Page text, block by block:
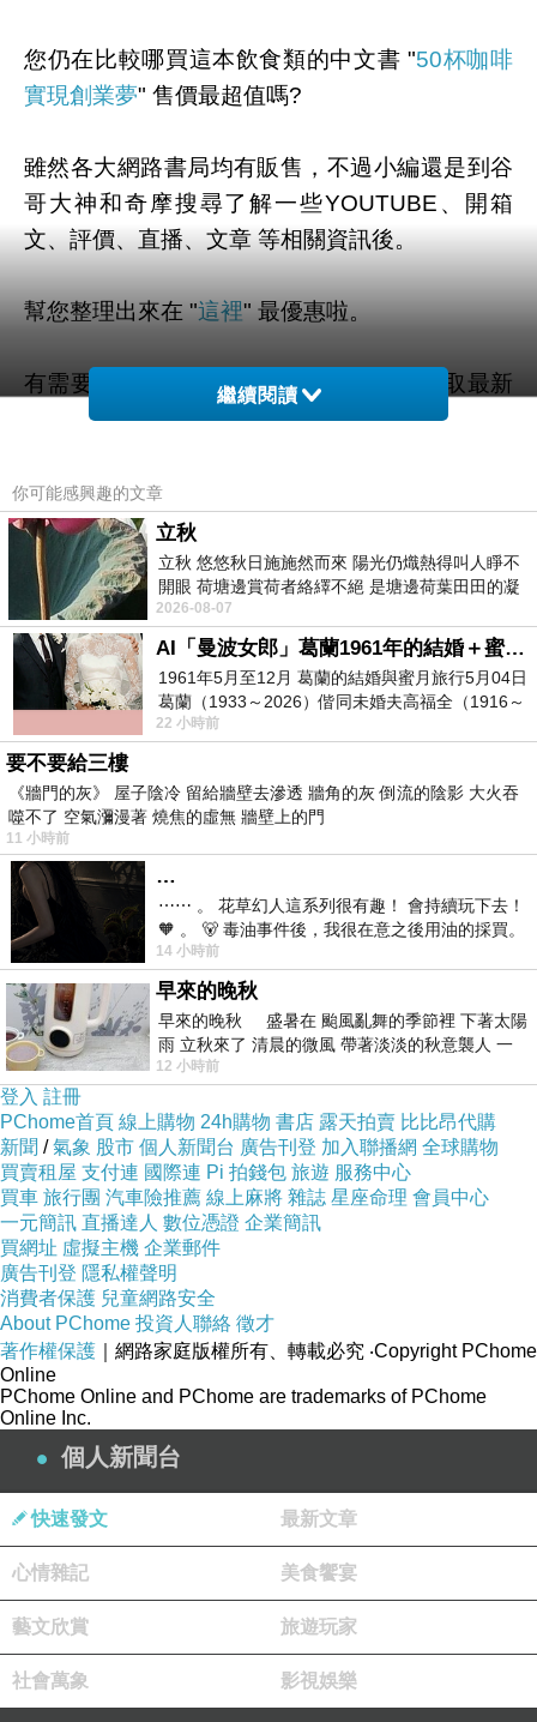
您仍在比較哪買這本飲食類的中文書 "50杯咖啡
實現創業夢" 售價最超值嗎?
雖然各大網路書局均有販售，不過小編還是到谷
哥大神和奇摩搜尋了解一些YOUTUBE、開箱
文、評價、直播、文章 等相關資訊後。
幫您整理出來在 "這裡" 最優惠啦。
有需要的粉粉可以點擊連結或按鈕就能獲取最新
的優惠折扣訊息啦~
=>點此取得優惠<=
一間成功的咖啡店，重要的就是店中有著吸引人
的好喝咖啡。所以書中為想開設咖啡店創業的人
準備了50種咖啡品項供學習及參考。而開店必備
的條件和資金來源與準備更是初次創業者不可忽
略的關鍵重點，書中也將一一為您分析。除了上
述內容外，過來人的開店創業經驗更是許多新手
們值得參考和分享的一環。
本書特色
【咖啡新手入門情報，讓你輕鬆調杯香濃好喝的
咖啡。】◎目標族群：上班族；家庭主婦；咖啡
創業；喜歡研究咖啡者。◎重點訴求：最適合咖
啡創業者入門學習的10款單品咖啡?13款花式咖
啡?18款義式咖啡?5款咖啡冰沙?4款拉花雕花技
巧和開店生存技巧
作者簡介
陳同興老師
熱愛餐飲工作的陳老師，擁有中華民國丙級調酒
師執照與中華人民共和國調酒高級證書，曾任快
可立有限公司教學研發部經理、超允食品有限公
司業務部經理；現任教於中國文化大學觀光系海
青班講師、實踐大學推廣教育中心講師、海銓咖
啡實驗教室講師，並擔任活力多多早餐坊負責
繼續閱讀
你可能感興趣的文章
立秋
立秋 悠悠秋日施施然而來 陽光仍熾熱得叫人睜不
開眼 荷塘邊賞荷者絡繹不絕 是塘邊荷葉田田的凝
望 風中飄逸的是映日荷花別樣紅
2026-08-07
AI「曼波女郎」葛蘭1961年的結婚＋蜜月旅行 #戀上老電影 #葛蘭 #粟子
1961年5月至12月 葛蘭的結婚與蜜月旅行5月04日
葛蘭（1933～2026）偕同未婚夫高福全（1916～
2004）乘郵輪赴倫敦6月15日於英國倫敦St.S
22 小時前
要不要給三樓
《牆門的灰》 屋子陰冷 留給牆壁去滲透 牆角的灰 倒流的陰影 大火吞
噬不了 空氣瀰漫著 燒焦的虛無 牆壁上的門
11 小時前
…
⋯⋯ 。 花草幻人這系列很有趣！ 會持續玩下去！
🧡 。 🐻 毒油事件後，我很在意之後用油的採買。
前天購買了我之前就很愛
14 小時前
早來的晚秋
早來的晚秋 盛暑在 颱風亂舞的季節裡 下著太陽
雨 立秋來了 清晨的微風 帶著淡淡的秋意襲人 一
下子 又被赤
12 小時前
登入 註冊
PChome首頁 線上購物 24h購物 書店 露天拍賣 比比昂代購
新聞 /氣象 股市 個人新聞台 廣告刊登 加入聯播網 全球購物
買賣租屋 支付連 國際連 Pi 拍錢包 旅遊 服務中心
買車 旅行團 汽車險推薦 線上麻將 雜誌 星座命理 會員中心
一元簡訊 直播達人 數位憑證 企業簡訊
買網址 虛擬主機 企業郵件
廣告刊登 隱私權聲明
消費者保護 兒童網路安全
About PChome 投資人聯絡 徵才
著作權保護 ｜網路家庭版權所有、轉載必究 ‧Copyright PChome
Online
PChome Online and PChome are trademarks of PChome
Online Inc.
個人新聞台
快速發文 最新文章
心情雜記 美食饗宴
藝文欣賞 旅遊玩家
社會萬象 影視娛樂